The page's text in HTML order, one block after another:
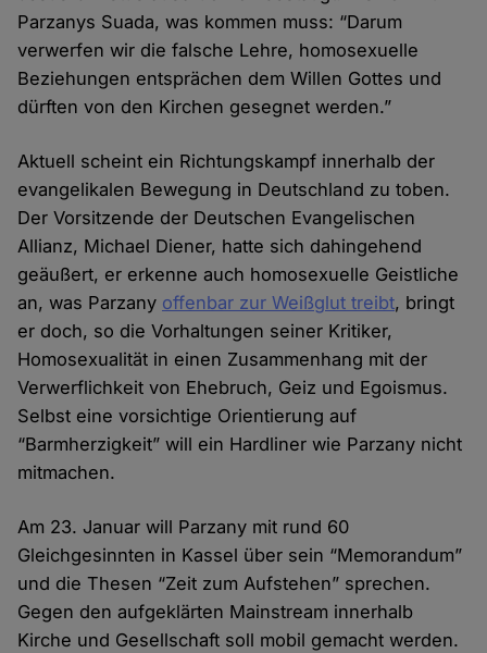
Parzanys Suada, was kommen muss: “Darum
verwerfen wir die falsche Lehre, homosexuelle
Beziehungen entsprächen dem Willen Gottes und
dürften von den Kirchen gesegnet werden.”
Aktuell scheint ein Richtungskampf innerhalb der
evangelikalen Bewegung in Deutschland zu toben.
Der Vorsitzende der Deutschen Evangelischen
Allianz, Michael Diener, hatte sich dahingehend
geäußert, er erkenne auch homosexuelle Geistliche
an, was Parzany offenbar zur Weißglut treibt, bringt
er doch, so die Vorhaltungen seiner Kritiker,
Homosexualität in einen Zusammenhang mit der
Verwerflichkeit von Ehebruch, Geiz und Egoismus.
Selbst eine vorsichtige Orientierung auf
“Barmherzigkeit” will ein Hardliner wie Parzany nicht
mitmachen.
Am 23. Januar will Parzany mit rund 60
Gleichgesinnten in Kassel über sein “Memorandum”
und die Thesen “Zeit zum Aufstehen” sprechen.
Gegen den aufgeklärten Mainstream innerhalb
Kirche und Gesellschaft soll mobil gemacht werden.